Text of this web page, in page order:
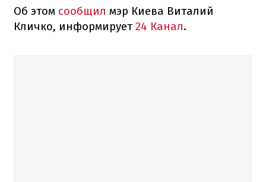
Об этом сообщил мэр Киева Виталий
Кличко, информирует24 Канал.